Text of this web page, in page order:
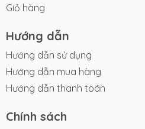
Giỏ hàng
Hướng dẫn
Hướng dẫn sử dụng
Hướng dẫn mua hàng
Hướng dẫn thanh toán
Chính sách